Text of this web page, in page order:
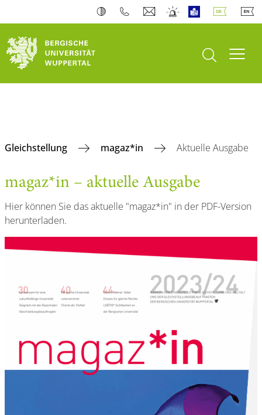
Suche öffnen
Gleichstellung magaz*in Aktuelle Ausgabe
magaz*in – aktuelle Ausgabe
Hier können Sie das aktuelle "magaz*in" in der PDF-Version
herunterladen.